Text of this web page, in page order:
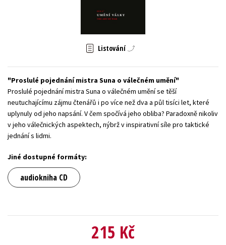
Zahraniční literatura
Všechny tituly
Listování
Proslulé pojednání mistra Suna o válečném umění
Proslulé pojednání mistra Suna o válečném umění se těší
neutuchajícímu zájmu čtenářů i po více než dva a půl tisíci let, které
uplynuly od jeho napsání. V čem spočívá jeho obliba? Paradoxně nikoliv
v jeho válečnických aspektech, nýbrž v inspirativní síle pro taktické
jednání s lidmi.
Jiné dostupné formáty:
audiokniha CD
215 Kč